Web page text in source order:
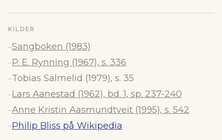
KILDER
–Sangboken (1983)
–P. E. Rynning (1967), s. 336
–Tobias Salmelid (1979), s. 35
–Lars Aanestad (1962), bd. 1, sp. 237-240
–Anne Kristin Aasmundtveit (1995), s. 542
–Philip Bliss på Wikipedia